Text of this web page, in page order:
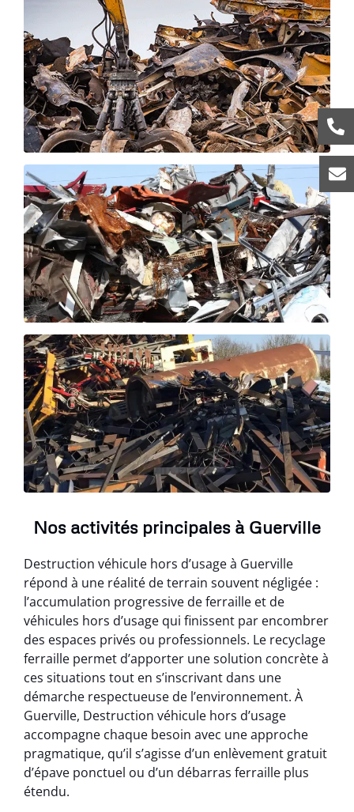
Nos activités principales à Guerville
Destruction véhicule hors d’usage à Guerville
répond à une réalité de terrain souvent négligée :
l’accumulation progressive de ferraille et de
véhicules hors d’usage qui finissent par encombrer
des espaces privés ou professionnels. Le recyclage
ferraille permet d’apporter une solution concrète à
ces situations tout en s’inscrivant dans une
démarche respectueuse de l’environnement. À
Guerville, Destruction véhicule hors d’usage
accompagne chaque besoin avec une approche
pragmatique, qu’il s’agisse d’un enlèvement gratuit
d’épave ponctuel ou d’un débarras ferraille plus
étendu.